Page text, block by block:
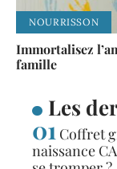
NOURRISSON
Immortalisez
famille
Les
Coffret
naissance